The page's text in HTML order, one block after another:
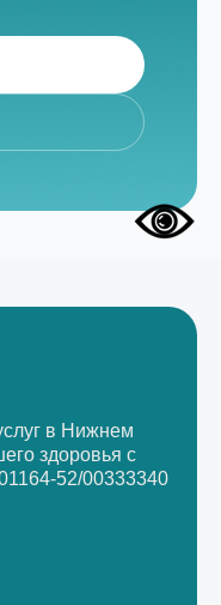
в Нижнем
здоровья с
52/00333340